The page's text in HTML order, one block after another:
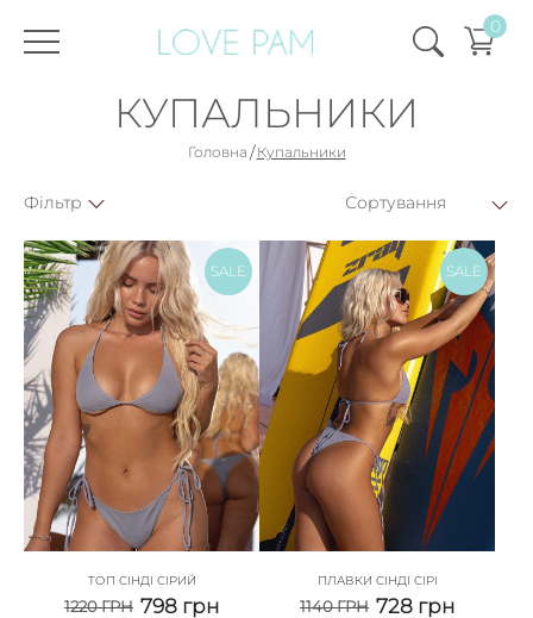
0
КУПАЛЬНИКИ
Головна / Купальники
Фiльтр
SALE
ТОП СІНДІ СІРИЙ
1220ГРН 798 грн
SALE
ПЛАВКИ СІНДІ СІРІ
1140ГРН 728 грн